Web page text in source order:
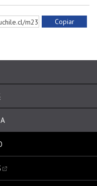
m230459 Copiar